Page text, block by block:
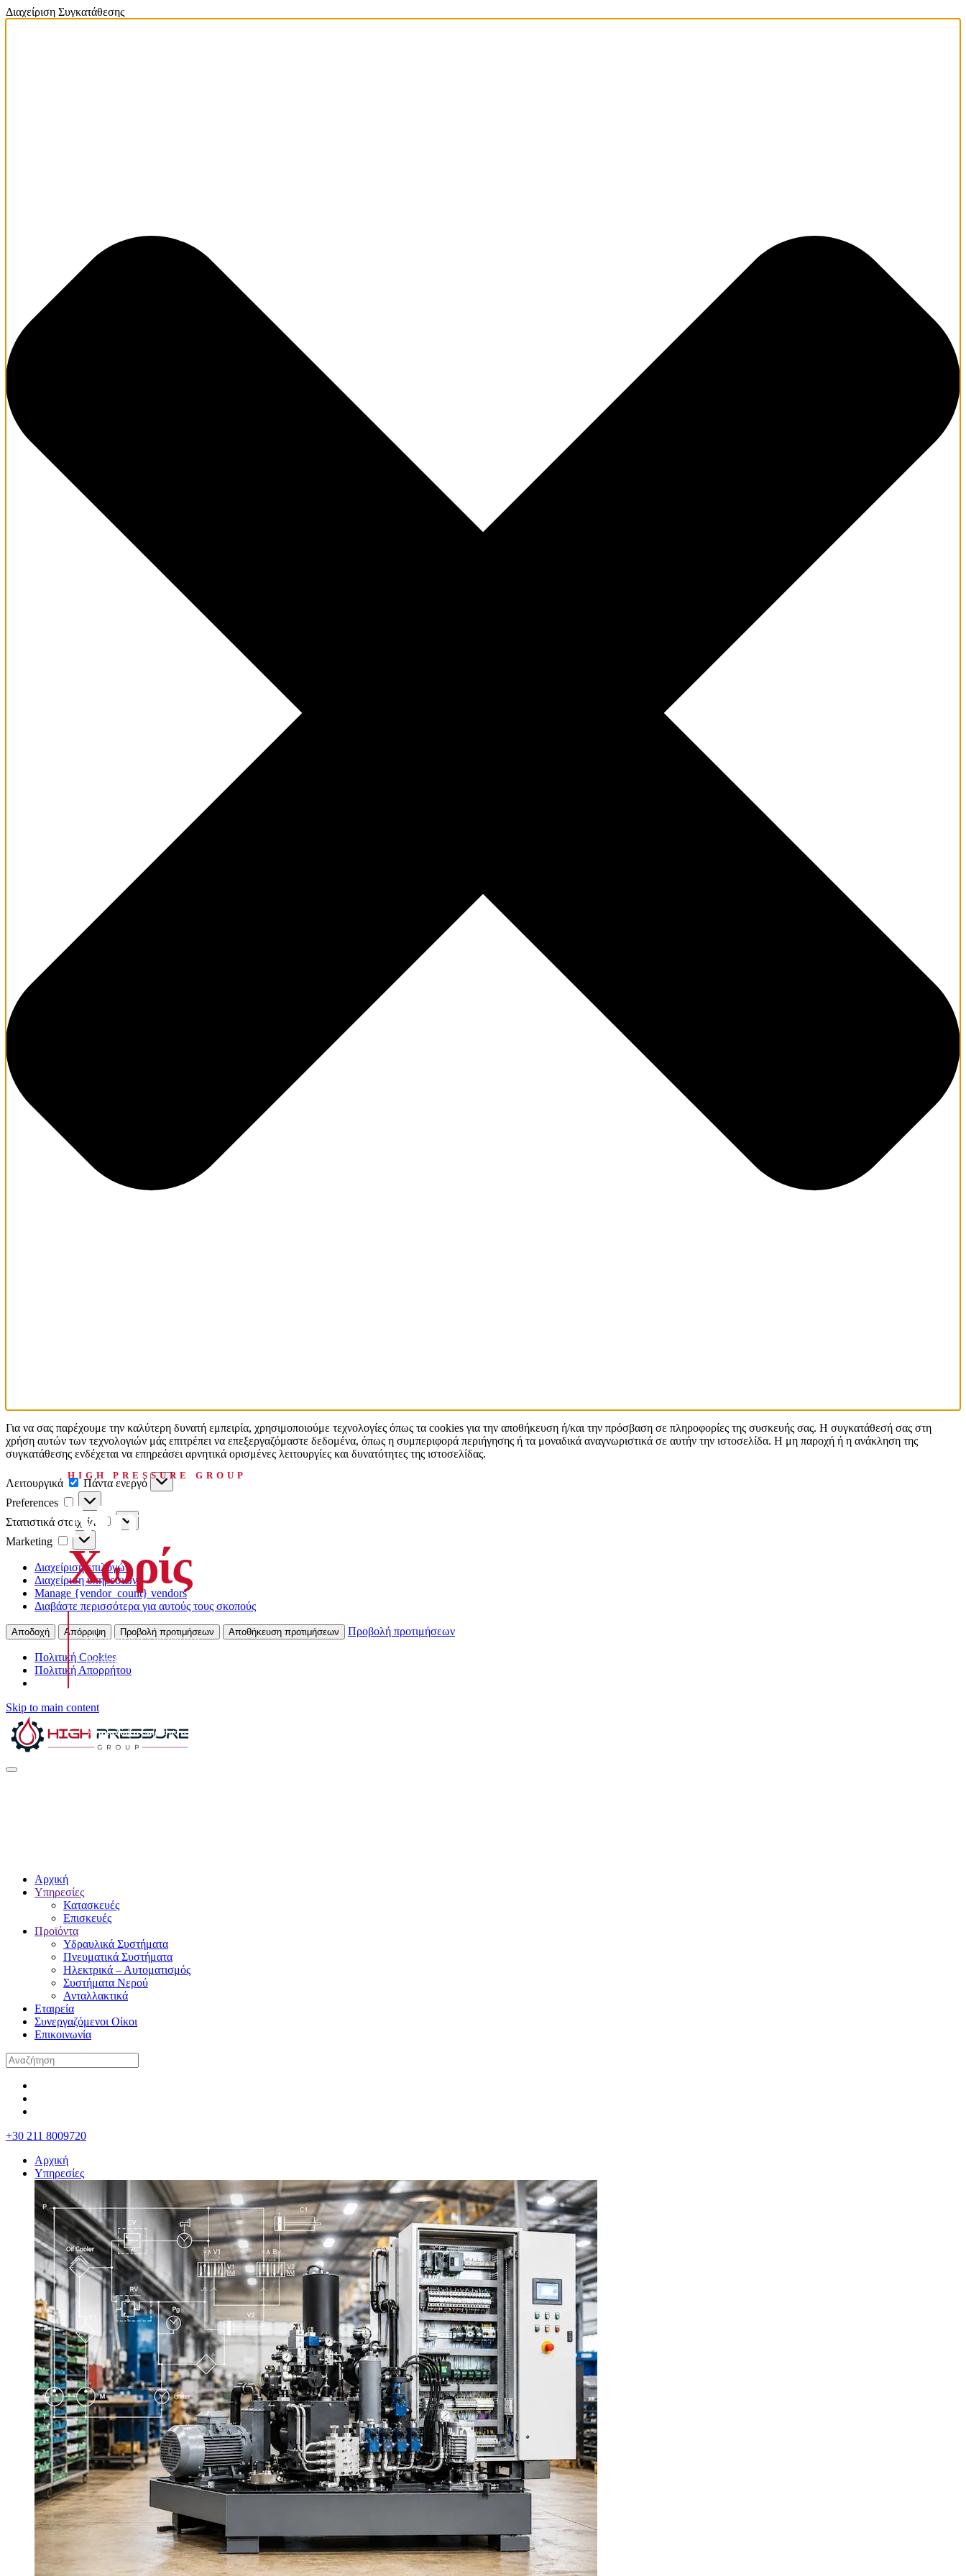
Διαχείριση Συγκατάθεσης
Για να σας παρέχουμε την καλύτερη δυνατή εμπειρία, χρησιμοποιούμε τεχνολογίες όπως τα cookies για την αποθήκευση ή/και την πρόσβαση σε πληροφορίες της συσκευής σας. Η συγκατάθεσή σας στη
χρήση αυτών των τεχνολογιών μάς επιτρέπει να επεξεργαζόμαστε δεδομένα, όπως η συμπεριφορά περιήγησης ή τα μοναδικά αναγνωριστικά σε αυτήν την ιστοσελίδα. Η μη παροχή ή η ανάκληση της
συγκατάθεσης ενδέχεται να επηρεάσει αρνητικά ορισμένες λειτουργίες και δυνατότητες της ιστοσελίδας.
Λειτουργικά Λειτουργικά
Πάντα ενεργό
Preferences
Preferences
Στατιστικά στοιχεία
Στατιστικά
στοιχεία
Marketing
Marketing
Διαχείριση επιλογών
Διαχείριση υπηρεσιών
Manage {vendor_count} vendors
Διαβάστε περισσότερα για αυτούς τους σκοπούς
Αποδοχή Απόρριψη Προβολή προτιμήσεων Αποθήκευση προτιμήσεων Προβολή προτιμήσεων
Πολιτική Cookies
Πολιτική Απορρήτου
Skip to main content
Αρχική
Υπηρεσίες
Κατασκευές
Επισκευές
Προϊόντα
Υδραυλικά Συστήματα
Πνευματικά Συστήματα
Ηλεκτρικά – Αυτοματισμός
Συστήματα Νερού
Ανταλλακτικά
Εταιρεία
Συνεργαζόμενοι Οίκοι
Επικοινωνία
+30 211 8009720
Αρχική
Υπηρεσίες
HIGH PRESSURE GROUP
Μηχανολογία
ΧωρίςΌρια
Πνευματικά Συστήματα
Αυτοματισμοί
Ανακαλύψτε περισσότερα